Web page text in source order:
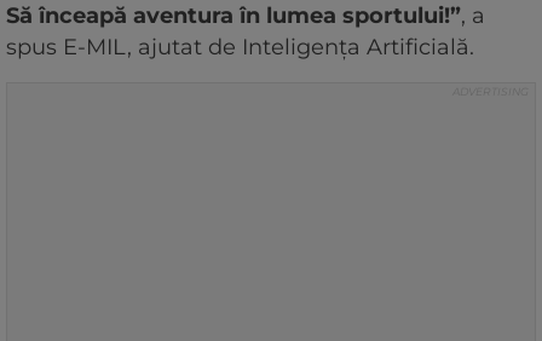
Să înceapă aventura în lumea sportului!”, a
spus E-MIL, ajutat de Inteligența Artificială.